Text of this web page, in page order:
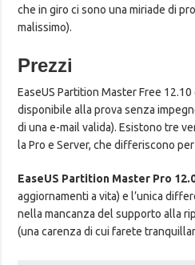
che in giro ci sono una miriade di
malissimo).
Prezzi
EaseUS Partition Master Free
disponibile alla prova senza
di una e-mail valida). Esistono tre
la Pro e Server, che differiscono
EaseUS Partition Master Pro
aggiornamenti a vita) e l’unica
nella mancanza del supporto alla
(una carenza di cui farete